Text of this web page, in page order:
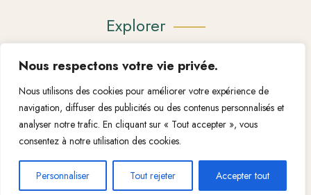
Nous respectons votre vie privée.
Nous utilisons des cookies pour améliorer votre expérience de
navigation, diffuser des publicités ou des contenus personnalisés et
analyser notre trafic. En cliquant sur « Tout accepter », vous
consentez à notre utilisation des cookies.
Personnaliser Tout rejeter Accepter tout
Explorer
Nous Contacter
Mention légal
Conditions Generales De Vente